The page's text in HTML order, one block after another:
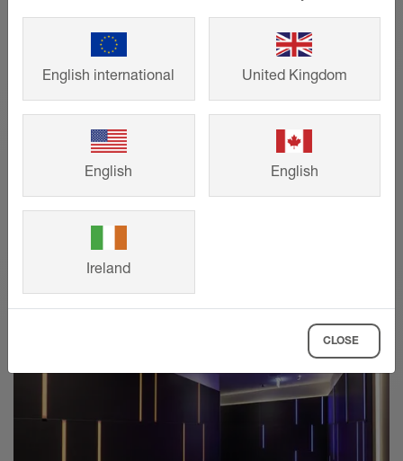
Schlüter-DITRA-HEAT-E
Sıcak ayaklar garanti: Zemin ve duvarlar
için elektrikli ısıtma sistemi Schlüter-
kontrolü ve hızlı bir ısınma sağlıyor.
DAHA FAZLASINI GÖSTER
English international United Kingdom
English English
Ireland
CLOSE